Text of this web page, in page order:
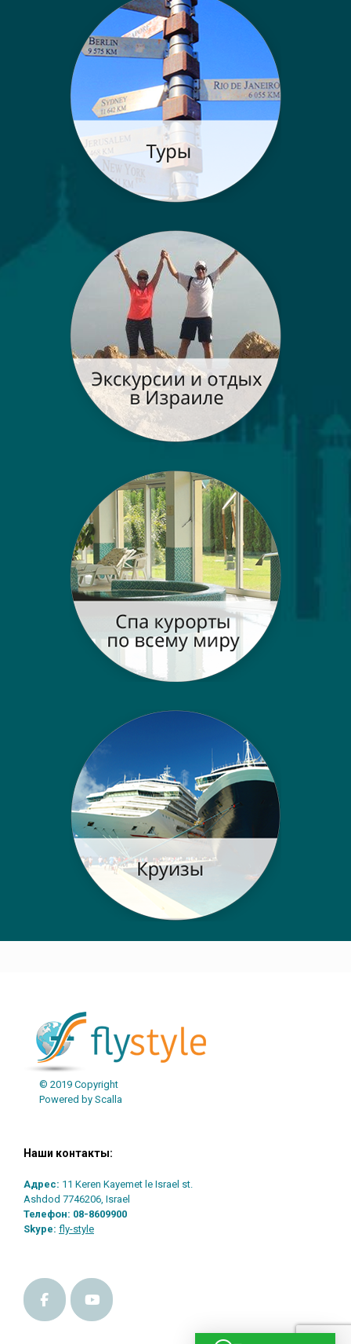
© 2019 Copyright
Powered by Scalla
Наши контакты:
Адрес: 11 Keren Kayemet le Israel st.
Ashdod 7746206, Israel
Телефон: 08-8609900
Skype: fly-style